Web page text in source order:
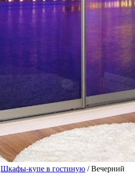
Шкафы-купе в гостиную / Вечерний